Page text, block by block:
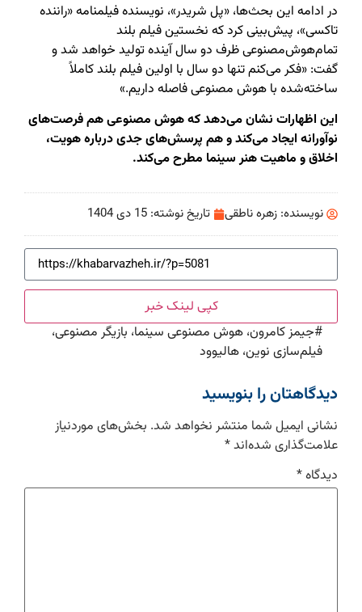
در ادامه این بحث‌ها، «پل شریدر»، نویسنده فیلمنامه «راننده
تاکسی»، پیش‌بینی کرد که نخستین فیلم بلند
تمام‌هوش‌مصنوعی ظرف دو سال آینده تولید خواهد شد و
گفت: «فکر می‌کنم تنها دو سال با اولین فیلم بلند کاملاً
ساخته‌شده با هوش مصنوعی فاصله داریم.»
این اظهارات نشان می‌دهد که هوش مصنوعی هم فرصت‌های
نوآورانه ایجاد می‌کند و هم پرسش‌های جدی درباره هویت،
اخلاق و ماهیت هنر سینما مطرح می‌کند.
نویسنده: زهره ناطقی تاریخ نوشته: 15 دی 1404
کپی لینک خبر
#جیمز کامرون، هوش مصنوعی سینما، بازیگر مصنوعی،
فیلم‌سازی نوین، هالیوود
دیدگاهتان را بنویسید
نشانی ایمیل شما منتشر نخواهد شد. بخش‌های موردنیاز
علامت‌گذاری شده‌اند*
دیدگاه*